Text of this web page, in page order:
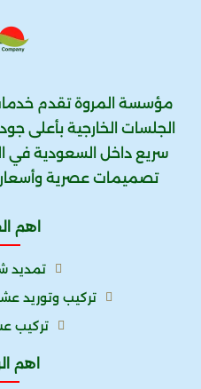
مؤسسة المروة تقدم
الجلسات الخارجية بأعلى
سريع داخل السعودية في
تصميمات عصرية وأسعار
اهم
تمديد
تركيب وتوريد
تركيب
اهم